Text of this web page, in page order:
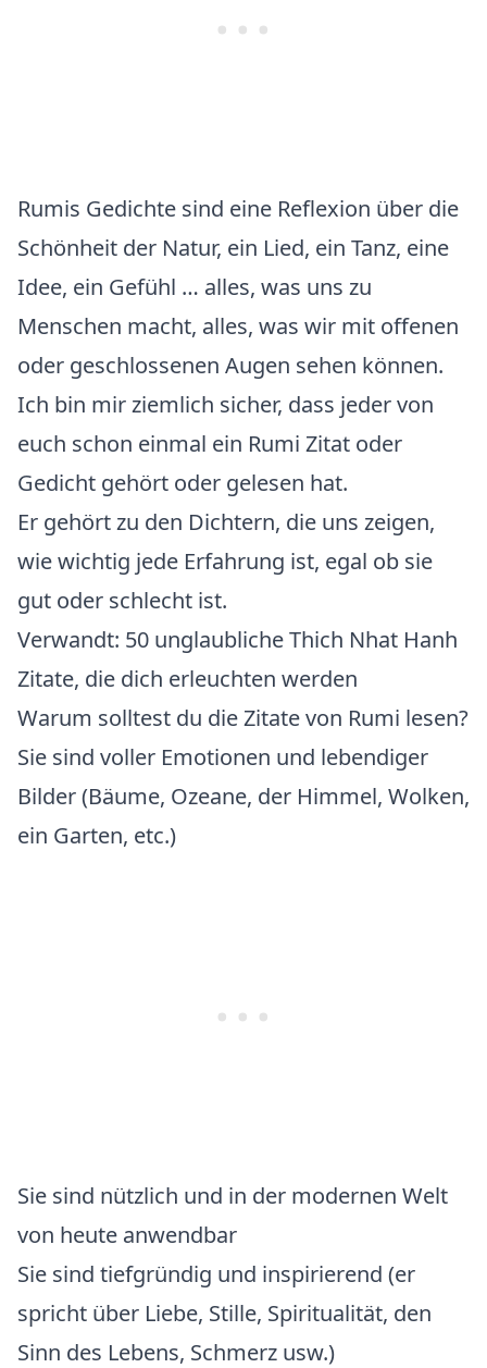
Rumis Gedichte sind eine Reflexion über die
Schönheit der Natur, ein Lied, ein Tanz, eine
Idee, ein Gefühl … alles, was uns zu
Menschen macht, alles, was wir mit offenen
oder geschlossenen Augen sehen können.
Ich bin mir ziemlich sicher, dass jeder von
euch schon einmal ein Rumi Zitat oder
Gedicht gehört oder gelesen hat.
Er gehört zu den Dichtern, die uns zeigen,
wie wichtig jede Erfahrung ist, egal ob sie
gut oder schlecht ist.
Verwandt: 50 unglaubliche Thich Nhat Hanh
Zitate, die dich erleuchten werden
Warum solltest du die Zitate von Rumi lesen?
Sie sind voller Emotionen und lebendiger
Bilder (Bäume, Ozeane, der Himmel, Wolken,
ein Garten, etc.)
Sie sind nützlich und in der modernen Welt
von heute anwendbar
Sie sind tiefgründig und inspirierend (er
spricht über Liebe, Stille, Spiritualität, den
Sinn des Lebens, Schmerz usw.)